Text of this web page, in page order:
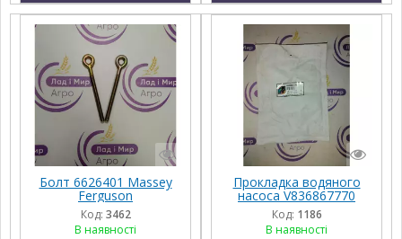
Болт 6626401 Massey
Ferguson
Код: 3462
В наявності
Прокладка водяного
насоса V836867770
AGCO PARTS Massey
Ferguson
Код: 1186
В наявності